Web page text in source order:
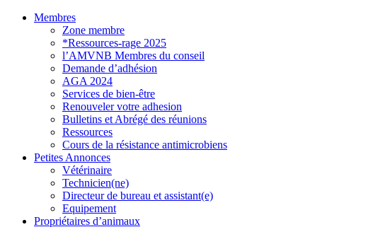
Membres
Zone membre
*Ressources-rage 2025
l’AMVNB Membres du conseil
Demande d’adhésion
AGA 2024
Services de bien-être
Renouveler votre adhesion
Bulletins et Abrégé des réunions
Ressources
Cours de la résistance antimicrobiens
Petites Annonces
Vétérinaire
Technicien(ne)
Directeur de bureau et assistant(e)
Equipement
Propriétaires d’animaux